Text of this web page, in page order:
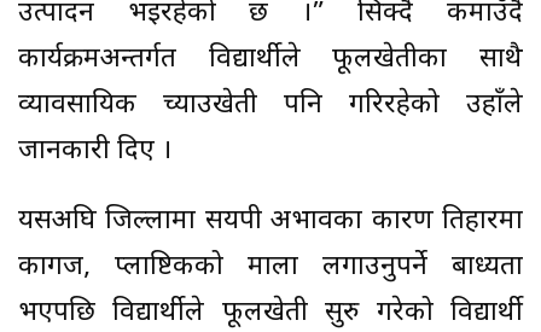
उत्पादन भइरहेको छ ।” सिक्दै कमाउँदै
कार्यक्रमअन्तर्गत विद्यार्थीले फूलखेतीका साथै
व्यावसायिक च्याउखेती पनि गरिरहेको उहाँले
जानकारी दिए ।
यसअघि जिल्लामा सयपत्री अभावका कारण तिहारमा
कागज, प्लाष्टिकको माला लगाउनुपर्ने बाध्यता
भएपछि विद्यार्थीले फूलखेती सुरु गरेको विद्यार्थी